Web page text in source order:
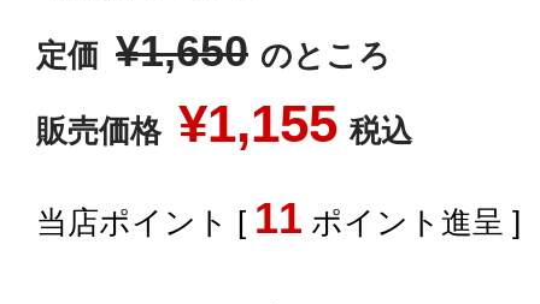
定価 ¥1,650 のところ
販売価格 ¥1,155 税込
[ 11 ポイント進呈 ]